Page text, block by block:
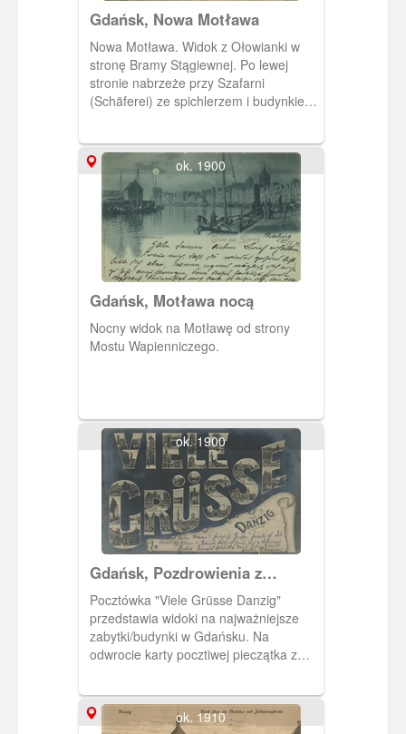
Gdańsk, Nowa Motława
Nowa Motława. Widok z Ołowianki w
stronę Bramy Stągiewnej. Po lewej
stronie nabrzeże przy Szafarni
(Schäferei) ze spichlerzem i budynkiem
ok. 1900
Gdańsk, Motława nocą
Nocny widok na Motławę od strony
Mostu Wapienniczego.
ok. 1900
Gdańsk, Pozdrowienia z
Gdańska
Pocztówka "Viele Grüsse Danzig"
przedstawia widoki na najważniejsze
zabytki/budynki w Gdańsku. Na
odwrocie karty pocztiwej pieczątka z
ok. 1910